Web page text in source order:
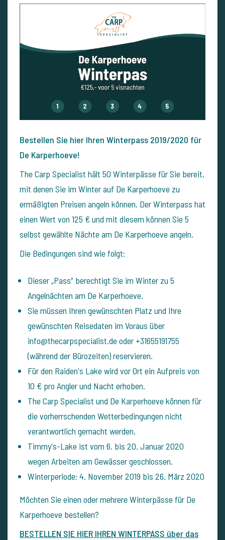
Bestellen Sie hier Ihren Winterpass 2019/2020 für
De Karperhoeve!
The Carp Specialist hält 50 Winterpässe für Sie bereit,
mit denen Sie im Winter auf De Karperhoeve zu
ermäßigten Preisen angeln können. Der Winterpass hat
einen Wert von 125 € und mit diesem können Sie 5
selbst gewählte Nächte am De Karperhoeve angeln.
Die Bedingungen sind wie folgt:
Dieser „Pass“ berechtigt Sie im Winter zu 5
Angelnächten am De Karperhoeve.
Sie müssen Ihren gewünschten Platz und Ihre
gewünschten Reisedaten im Voraus über
info@thecarpspecialist.de oder +31655191755
(während der Bürozeiten) reservieren.
Für den Raiden's Lake wird vor Ort ein Aufpreis von
10 € pro Angler und Nacht erhoben.
The Carp Specialist und De Karperhoeve können für
die vorherrschenden Wetterbedingungen nicht
verantwortlich gemacht werden.
Timmy's-Lake ist vom 6. bis 20. Januar 2020
wegen Arbeiten am Gewässer geschlossen.
Winterperiode: 4. November 2019 bis 26. März 2020
Möchten Sie einen oder mehrere Winterpässe für De
Karperhoeve bestellen?
BESTELLEN SIE HIER IHREN WINTERPASS über das